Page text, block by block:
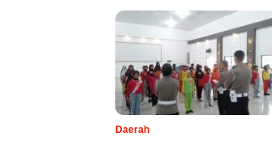
Daerah